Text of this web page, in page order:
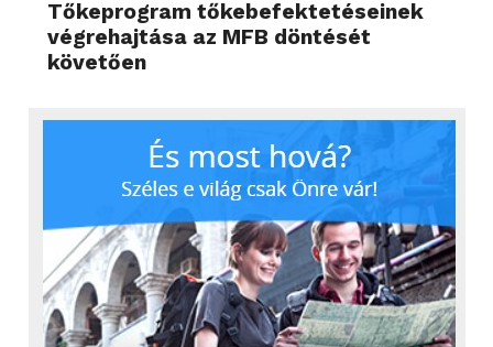
Tőkeprogram tőkebefektetéseinek
végrehajtása az MFB döntését
követően